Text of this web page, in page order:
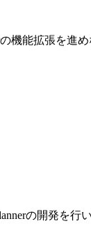
機能拡張を進
の開発を